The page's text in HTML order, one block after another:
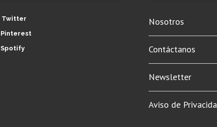
Twitter
Pinterest
Spotify
Nosotros
Contáctanos
Newsletter
Aviso de